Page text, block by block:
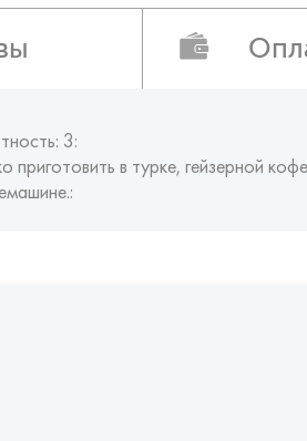
3:
приготовить в турке, гейзерной